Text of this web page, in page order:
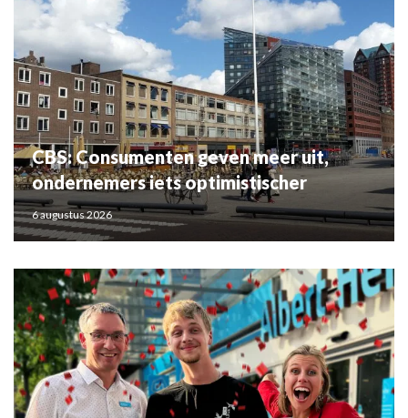
CBS: Consumenten geven meer uit,
ondernemers iets optimistischer
6 augustus 2026